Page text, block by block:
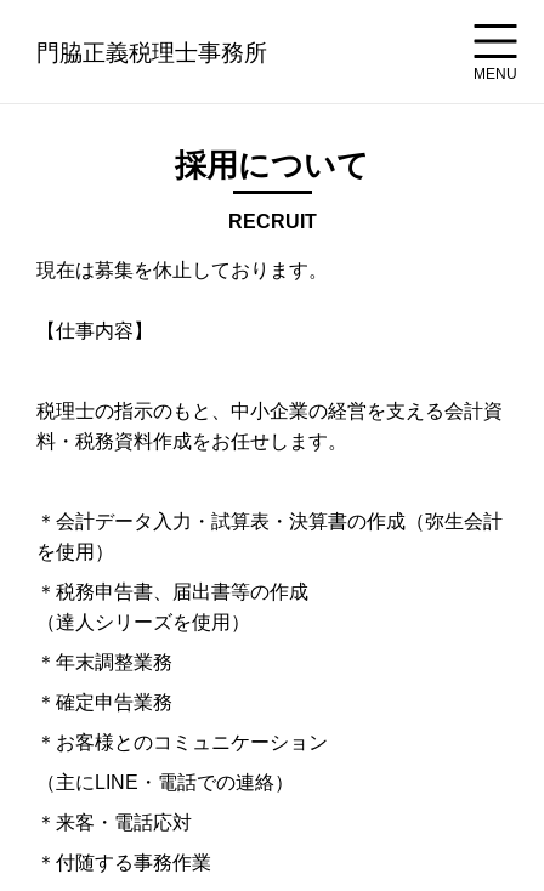
門脇正義税理士事務所
MENU
採用について
RECRUIT
現在は募集を休止しております。
【仕事内容】
税理士の指示のもと、中小企業の経営を支える会計資
料・税務資料作成をお任せします。
＊会計データ入力・試算表・決算書の作成（弥生会計
を使用）
＊税務申告書、届出書等の作成
（達人シリーズを使用）
＊年末調整業務
＊確定申告業務
＊お客様とのコミュニケーション
（主に LINE ・電話での連絡）
＊来客・電話応対
＊付随する事務作業